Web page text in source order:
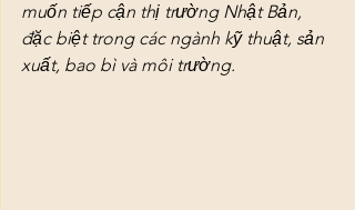
muốn tiếp cận thị trường Nhật Bản,
đặc biệt trong các ngành kỹ thuật, sản
xuất, bao bì và môi trường.